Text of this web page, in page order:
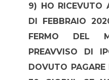
9) HO RICEVUTO
DI FEBBRAIO
FERMO DEL
PREAVVISO DI
DOVUTO PAGARE